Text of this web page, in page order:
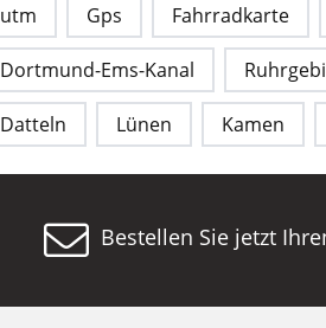
utm Gps Fahrradkarte
Dortmund-Ems-Kanal
Datteln Lünen Kamen
Bestellen Sie jetzt